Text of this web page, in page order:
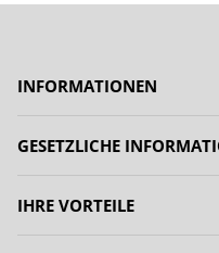
INFORMATIONEN
GESETZLICHE
IHRE VORTEILE